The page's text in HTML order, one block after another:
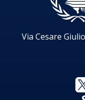
Via Cesare